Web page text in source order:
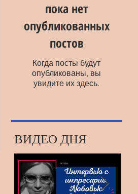
пока нет
опубликованных
постов
Когда посты будут
опубликованы, вы
увидите их здесь.
ВИДЕО ДНЯ